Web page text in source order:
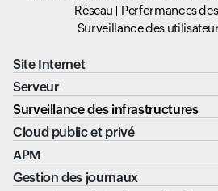
Réseau
Performances
Surveillance des
Site Internet
Serveur
Surveillance des infrastructures
Cloud public et privé
APM
Gestion des journaux